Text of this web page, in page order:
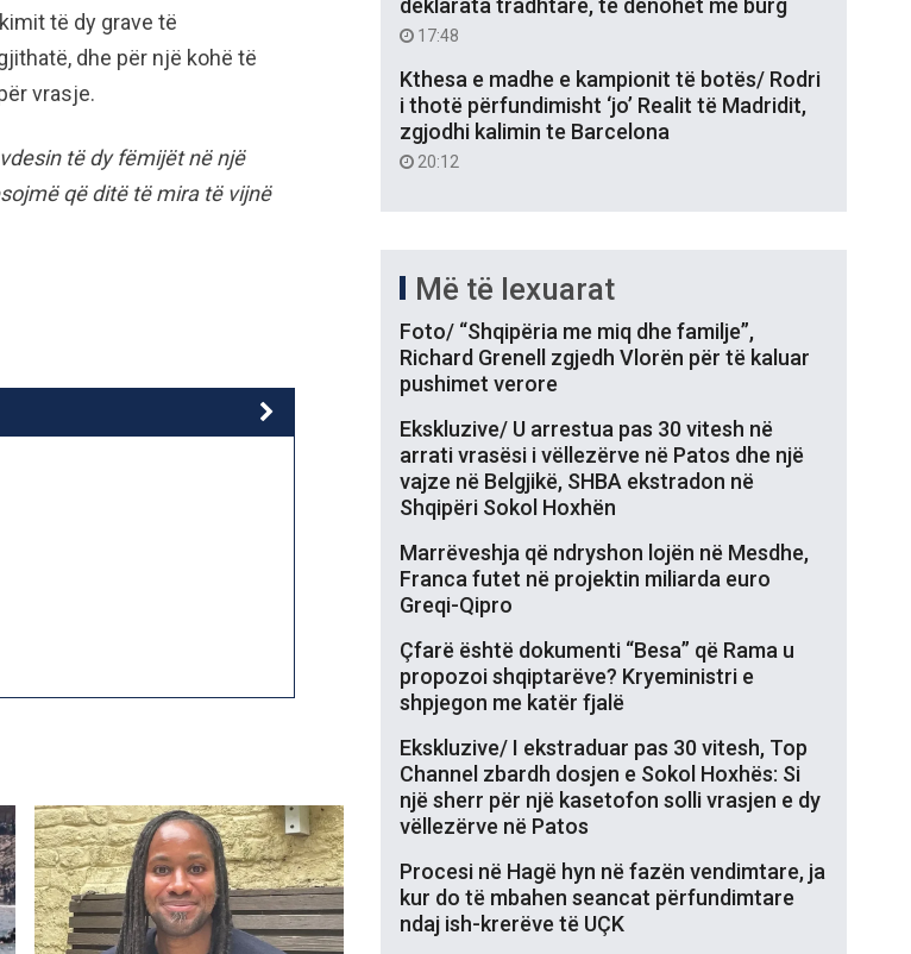
të dy grave të
dhe për një kohë të
vrasje.
të dy fëmijët në një
që ditë të mira të vijnë
17:48
Kthesa e madhe e kampionit të botës/ Rodri
i thotë përfundimisht ‘jo’ Realit të Madridit,
zgjodhi kalimin te Barcelona
20:12
Më të lexuarat
Foto/ “Shqipëria me miq dhe familje”,
Richard Grenell zgjedh Vlorën për të kaluar
pushimet verore
Ekskluzive/ U arrestua pas 30 vitesh në
arrati vrasësi i vëllezërve në Patos dhe një
vajze në Belgjikë, SHBA ekstradon në
Shqipëri Sokol Hoxhën
Marrëveshja që ndryshon lojën në Mesdhe,
Franca futet në projektin miliarda euro
Greqi-Qipro
Çfarë është dokumenti “Besa” që Rama u
propozoi shqiptarëve? Kryeministri e
shpjegon me katër fjalë
Ekskluzive/ I ekstraduar pas 30 vitesh, Top
Channel zbardh dosjen e Sokol Hoxhës: Si
një sherr për një kasetofon solli vrasjen e dy
vëllezërve në Patos
Procesi në Hagë hyn në fazën vendimtare, ja
kur do të mbahen seancat përfundimtare
ndaj ish-krerëve të UÇK